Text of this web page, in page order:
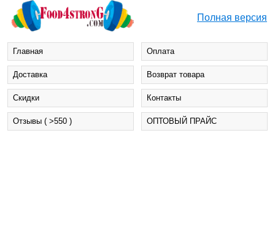
Полная версия
Главная Оплата
Доставка Возврат товара
Cкидки Контакты
Отзывы ( >550 ) ОПТОВЫЙ ПРАЙС